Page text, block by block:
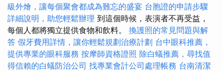
級外燴，讓每個聚會都成為難忘的盛宴 台胞證的申請步驟
詳細說明，助您輕鬆辦理 到這個時候，表演者不再受益，
每個人都將獨立提供食物和飲料。 換護照的常見問題與解
答 假牙費用詳情，讓你輕鬆規劃治療計劃 台中眼科推薦，
提供專業的眼科服務 按摩師資格證照 除白蟻推薦，尋找值
得信賴的白蟻防治公司 找專業會計公司處理帳務 台南清潔